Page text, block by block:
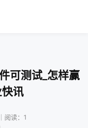
可测试_怎样赢
讯
阅读：1